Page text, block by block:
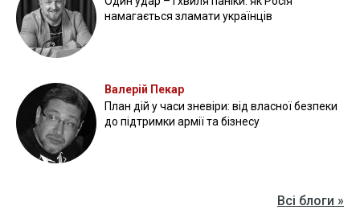
намагається зламати українців
Валерій Пекар
План дій у часи зневіри: від власної безпеки
до підтримки армії та бізнесу
Всі блоги »